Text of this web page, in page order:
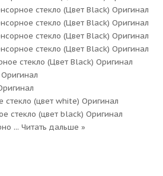
стекло (Цвет Black) Оригинал
стекло (Цвет Black) Оригинал
стекло (Цвет Black) Оригинал
стекло (Цвет Black) Оригинал
стекло (Цвет Black) Оригинал
стекло (цвет white) Оригинал
стекло (цвет black) Оригинал
... Читать дальше »